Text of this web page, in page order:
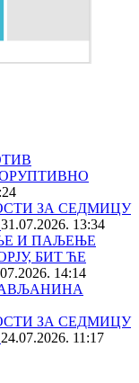
ЗА СЕДМИЦУ
31.07.2026. 13:34
И ПАЉЕЊЕ
БИТ ЋЕ
14:14
ЗА СЕДМИЦУ
24.07.2026. 11:17